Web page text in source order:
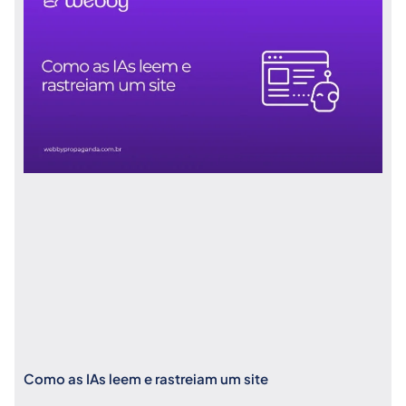
Como as IAs leem e rastreiam um site